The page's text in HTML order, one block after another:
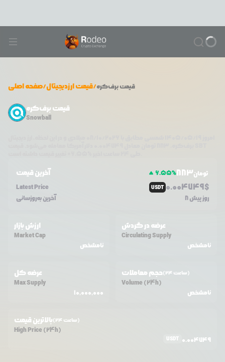
صفحه اصلی/قیمت ارزدیجیتال/ قیمتبرف‌کره
قیمت برف‌کره
Snowball
آخرین قیمت 6.55%883تومان
Latest Price
USDT 0.004749$
آخرین به‌روزسانی 8 روز پیش
ارزش بازار
Market Cap
نامشخص
عرضه در گردش
Circulating Supply
نامشخص
عرضه کل
Max Supply
10,000,000
حجم معاملات (24 ساعت)
Volume (24h)
نامشخص
بالاترین قیمت (24 ساعت)
High Price (24h)
USDT 0.004749